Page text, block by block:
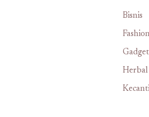
Bisnis
Gadget
Herbal